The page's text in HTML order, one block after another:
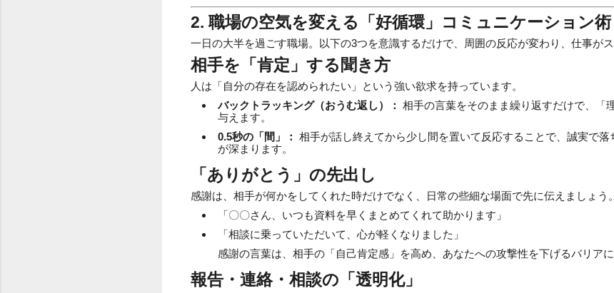
2. 職場の空気を変える「好循環」コミュニケーション術
一日の大半を過ごす職場。以下の3つを意識するだけで、周囲の反応が変わり、仕事がス
相手を「肯定」する聞き方
人は「自分の存在を認められたい」という強い欲求を持っています。
バックトラッキング（おうむ返し）： 相手の言葉をそのまま繰り返すだけで、「
与えます。
0.5秒の「間」： 相手が話し終えてから少し間を置いて反応することで、誠実で
が深まります。
「ありがとう」の先出し
感謝は、相手が何かをしてくれた時だけでなく、日常の些細な場面で先に伝えましょう。
「〇〇さん、いつも資料を早くまとめてくれて助かります」
「相談に乗っていただいて、心が軽くなりました」
感謝の言葉は、相手の「自己肯定感」を高め、あなたへの攻撃性を下げるバリアに
報告・連絡・相談の「透明化」